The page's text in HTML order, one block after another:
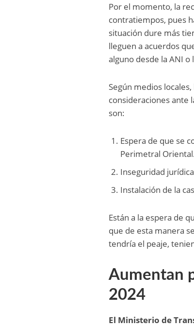
Por el momento, la
contratiempos, pues
situación dure más
lleguen a acuerdos
alguno desde la ANI o
Según medios
consideraciones ante
son:
Espera de que se
Perimetral
Inseguridad
Instalación de la
Están a la espera de
que de esta manera
tendría el peaje,
Aumentan
2024
El Ministerio de